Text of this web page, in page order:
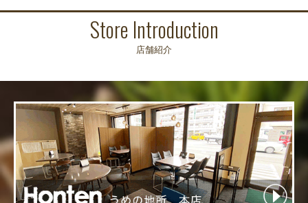
Store Introduction
店舗紹介